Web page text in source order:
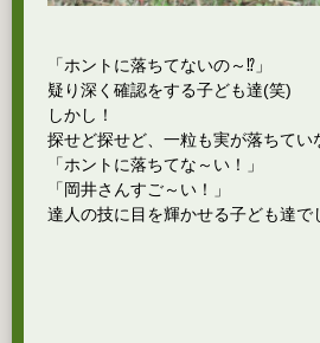
「ホントに落ちてないの～⁉」
疑り深く確認をする子ども達(笑)
しかし！
探せど探せど、一粒も実が落ちてい
「ホントに落ちてな～い！」
「岡井さんすご～い！」
達人の技に目を輝かせる子ども達で